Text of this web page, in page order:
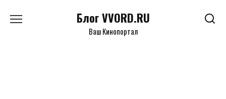
Блог VVORD.RU
Ваш Кинопортал